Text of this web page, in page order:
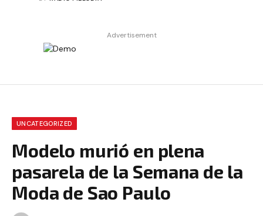
Advertisement
UNCATEGORIZED
Modelo murió en plena
pasarela de la Semana de la
Moda de Sao Paulo